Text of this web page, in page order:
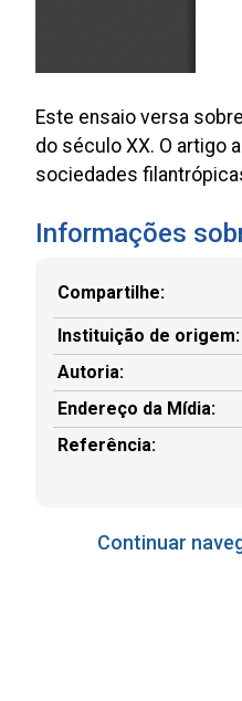
Este ensaio versa
do século XX. O artigo
sociedades
Informações
Compartilhe:
Instituição de origem:
Autoria:
Endereço da Mídia:
Referência:
Continuar